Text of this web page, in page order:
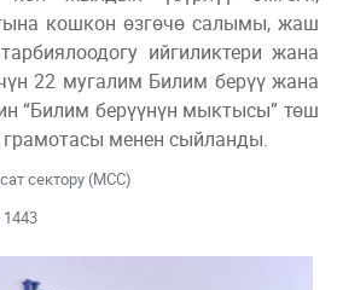
кошкон өзгөчө салымы, жаш
ийгиликтери жана
22 мугалим Билим берүү жана
“Билим берүүнүн мыктысы” төш
менен сыйланды.
сектору (МСС)
1443